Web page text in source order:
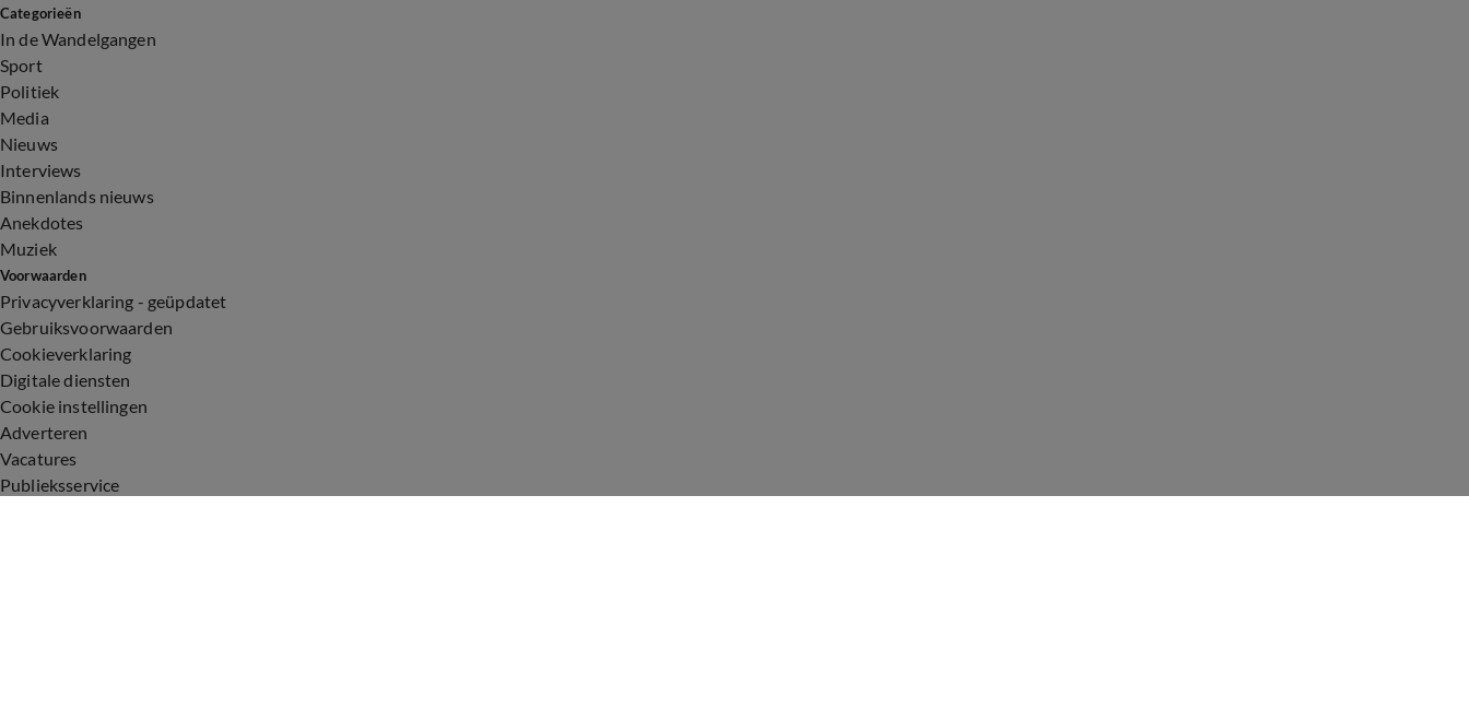
Categorieën
In de Wandelgangen
Sport
Politiek
Media
Nieuws
Interviews
Binnenlands nieuws
Anekdotes
Muziek
Voorwaarden
Privacyverklaring - geüpdatet
Gebruiksvoorwaarden
Cookieverklaring
Digitale diensten
Cookie instellingen
Adverteren
Vacatures
Publieksservice